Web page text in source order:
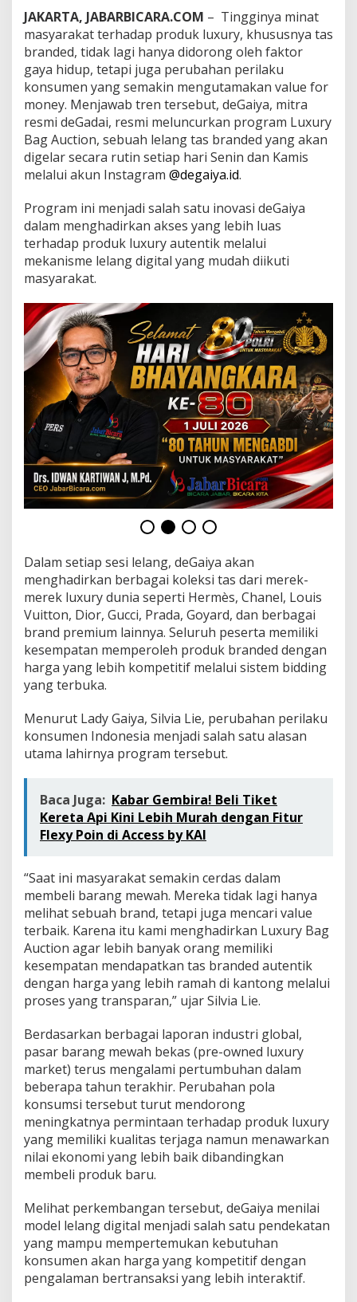
a
n
L
e
l
a
n
g
T
a
s
B
a
d
e
d
t
i
n
D
u
a
K
a
e
m
n
g
g
JAKARTA, JABARBICARA.COM – Tingginya minat
masyarakat terhadap produk luxury, khususnya tas
branded, tidak lagi hanya didorong oleh faktor
gaya hidup, tetapi juga perubahan perilaku
konsumen yang semakin mengutamakan value for
money. Menjawab tren tersebut, deGaiya, mitra
resmi deGadai, resmi meluncurkan program Luxury
Bag Auction, sebuah lelang tas branded yang akan
digelar secara rutin setiap hari Senin dan Kamis
melalui akun Instagram @degaiya.id.
Program ini menjadi salah satu inovasi deGaiya
dalam menghadirkan akses yang lebih luas
terhadap produk luxury autentik melalui
mekanisme lelang digital yang mudah diikuti
masyarakat.
Dalam setiap sesi lelang, deGaiya akan
menghadirkan berbagai koleksi tas dari merek-
merek luxury dunia seperti Hermès, Chanel, Louis
Vuitton, Dior, Gucci, Prada, Goyard, dan berbagai
brand premium lainnya. Seluruh peserta memiliki
kesempatan memperoleh produk branded dengan
harga yang lebih kompetitif melalui sistem bidding
yang terbuka.
Menurut Lady Gaiya, Silvia Lie, perubahan perilaku
konsumen Indonesia menjadi salah satu alasan
utama lahirnya program tersebut.
Baca Juga: Kabar Gembira! Beli Tiket
Kereta Api Kini Lebih Murah dengan Fitur
Flexy Poin di Access by KAI
“Saat ini masyarakat semakin cerdas dalam
membeli barang mewah. Mereka tidak lagi hanya
melihat sebuah brand, tetapi juga mencari value
terbaik. Karena itu kami menghadirkan Luxury Bag
Auction agar lebih banyak orang memiliki
kesempatan mendapatkan tas branded autentik
dengan harga yang lebih ramah di kantong melalui
proses yang transparan,” ujar Silvia Lie.
Berdasarkan berbagai laporan industri global,
pasar barang mewah bekas (pre-owned luxury
market) terus mengalami pertumbuhan dalam
beberapa tahun terakhir. Perubahan pola
konsumsi tersebut turut mendorong
meningkatnya permintaan terhadap produk luxury
yang memiliki kualitas terjaga namun menawarkan
nilai ekonomi yang lebih baik dibandingkan
membeli produk baru.
Melihat perkembangan tersebut, deGaiya menilai
model lelang digital menjadi salah satu pendekatan
yang mampu mempertemukan kebutuhan
konsumen akan harga yang kompetitif dengan
pengalaman bertransaksi yang lebih interaktif.